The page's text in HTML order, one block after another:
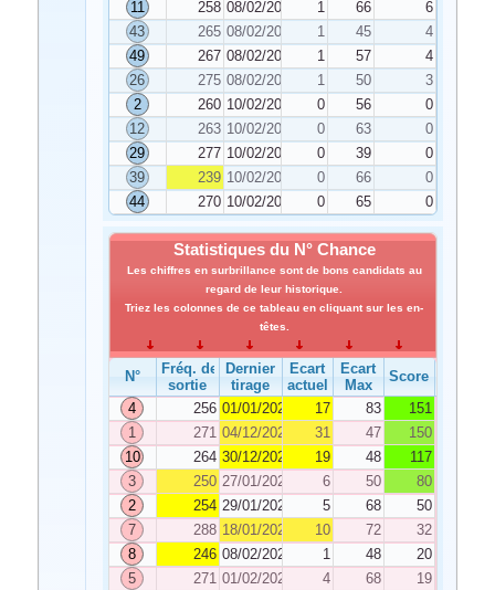
11
258 08/02/2025 1 66
6
43
265 08/02/2025 1 45
4
49
267 08/02/2025 1 57
4
26
275 08/02/2025 1 50
3
2
260 10/02/2025 0 56
0
12
263 10/02/2025 0 63
0
29
277 10/02/2025 0 39
0
39
239 10/02/2025 0 66
0
44
270 10/02/2025 0 65 0
Statistiques du N° Chance
Les chiffres en surbrillance sont de bons candidats au
regard de leur historique.
Triez les colonnes de ce tableau en cliquant sur les en-
têtes.
N°
Fréq. de
sortie
Dernier
tirage
Ecart
actuel
Ecart
Max
Score
4
256 01/01/2025 17 83
151
1
271 04/12/2024 31 47
150
10
264 30/12/2024 19 48
117
3
250 27/01/2025 6 50
80
2
254 29/01/2025 5 68
50
7
288 18/01/2025 10 72
32
8
246 08/02/2025 1 48
20
5
271 01/02/2025 4 68
19